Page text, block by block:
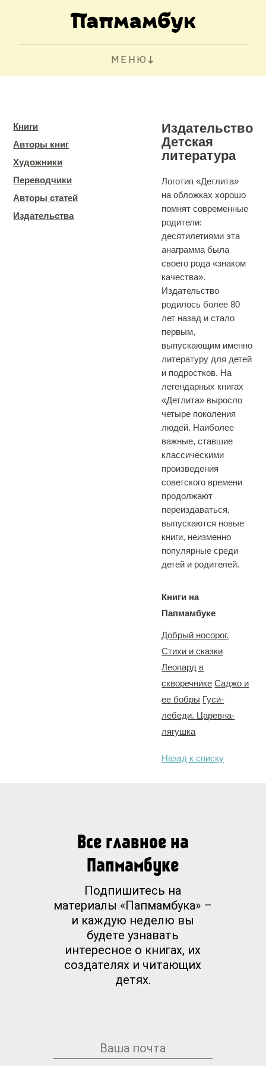
МЕНЮ
Книги
Авторы книг
Художники
Переводчики
Авторы статей
Издательства
Издательство
Детская
литература
Логотип «Детлита»
на обложках хорошо
помнят современные
родители:
десятилетиями эта
анаграмма была
своего рода «знаком
качества».
Издательство
родилось более 80
лет назад и стало
первым,
выпускающим именно
литературу для детей
и подростков. На
легендарных книгах
«Детлита» выросло
четыре поколения
людей. Наиболее
важные, ставшие
классическими
произведения
советского времени
продолжают
переиздаваться,
выпускаются новые
книги, неизменно
популярные среди
детей и родителей.
Книги на
Папмамбуке
Добрый носорог.
Стихи и сказки
Леопард в
скворечнике Саджо и
ее бобры Гуси-
лебеди. Царевна-
лягушка
Назад к списку
Все главное на
Папмамбуке
Подпишитесь на
материалы «Папмамбука» –
и каждую неделю вы
будете узнавать
интересное о книгах, их
создателях и читающих
детях.